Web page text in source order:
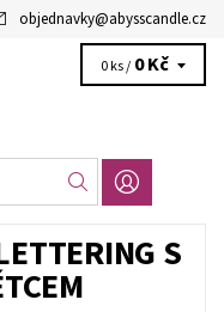
objednavky@abysscandle.cz
0 ks / 0 Kč
S